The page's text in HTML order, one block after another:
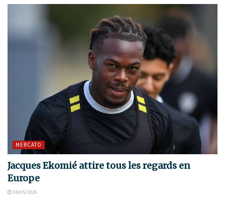
MERCATO
Jacques Ekomié attire tous les regards en
Europe
04/05/2026